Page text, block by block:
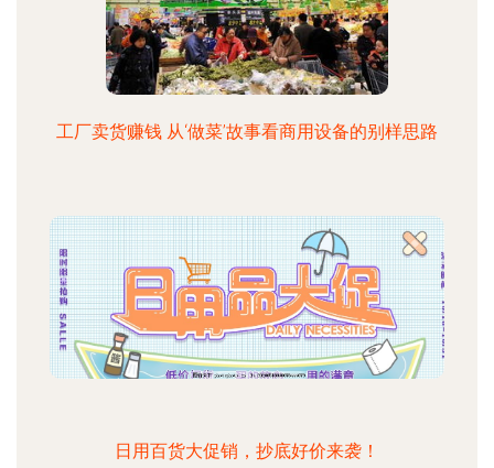
工厂卖货赚钱 从‘做菜’故事看商用设备的别样思路
日用百货大促销，抄底好价来袭！